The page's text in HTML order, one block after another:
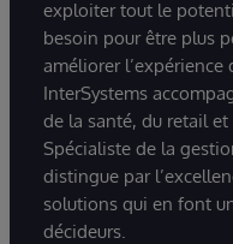
exploiter tout le
besoin pour être plus
améliorer
InterSystems
de la santé, du retail et
Spécialiste de la
distingue par
solutions qui en font
décideurs.